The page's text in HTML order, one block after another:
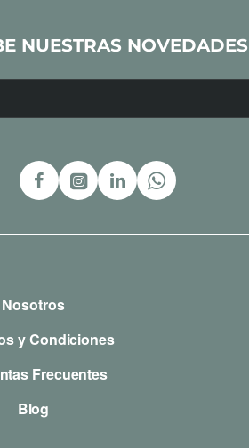
NUESTRAS NOVEDADES
Nosotros
y Condiciones
Frecuentes
Blog